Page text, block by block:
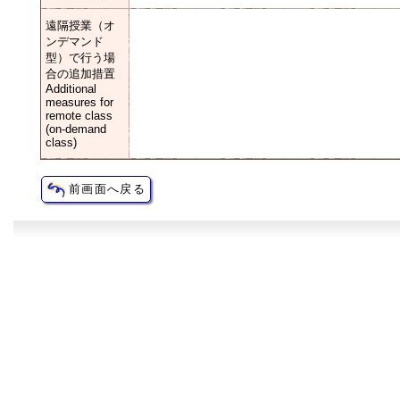
遠隔授業（オ
ンデマンド
型）で行う場
合の追加措置
Additional
measures for
remote class
(on-demand
class)